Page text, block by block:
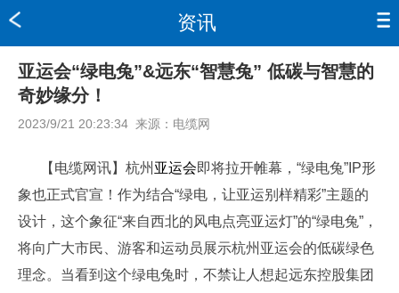
资讯
亚运会“绿电兔”&远东“智慧兔” 低碳与智慧的
奇妙缘分！
2023/9/21 20:23:34 来源： 电缆网
【电缆网讯】杭州 亚运会即将拉开帷幕，“绿电兔”IP形
象也正式官宣！作为结合“绿电，让亚运别样精彩”主题的
设计，这个象征“来自西北的风电点亮亚运灯”的“绿电兔”，
将向广大市民、游客和运动员展示杭州亚运会的低碳绿色
理念。当看到这个绿电兔时，不禁让人想起远东控股集团